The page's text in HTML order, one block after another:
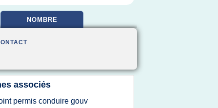
NOMBRE
associés
permis conduire gouv